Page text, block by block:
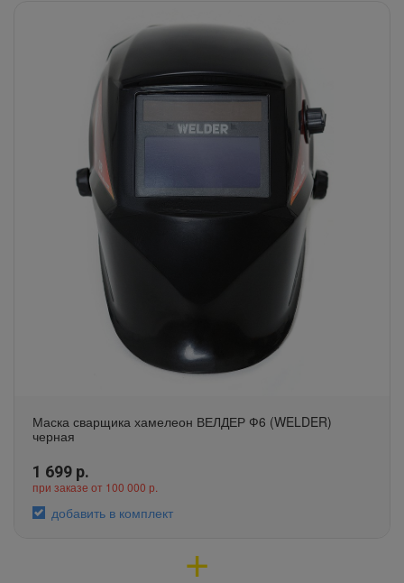
Маска сварщика хамелеон ВЕЛДЕР Ф6 (WELDER)
черная
1 699 р.
при заказе от 100 000 р.
добавить в комплект